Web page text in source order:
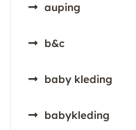
auping
b&c
baby kleding
babykleding